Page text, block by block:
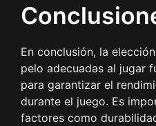
En conclusión, la
pelo adecuadas al jugar
para garantizar el
durante el juego. Es
factores como